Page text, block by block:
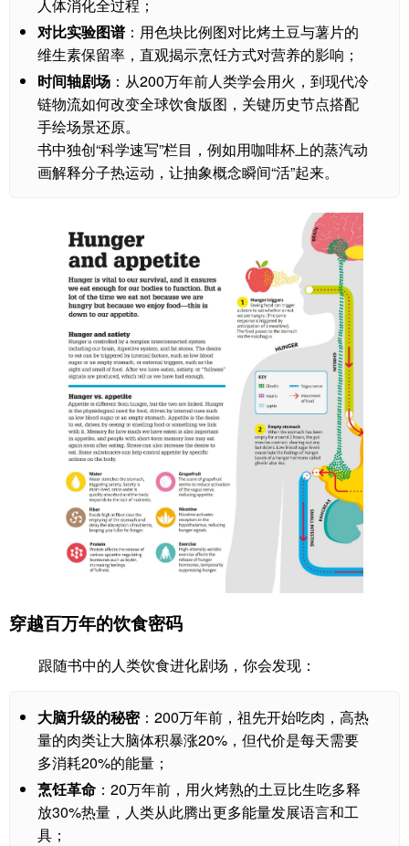
人体消化全过程；
对比实验图谱：用色块比例图对比烤土豆与薯片的
维生素保留率，直观揭示烹饪方式对营养的影响；
时间轴剧场 ：从200万年前人类学会用火，到现代冷
链物流如何改变全球饮食版图，关键历史节点搭配
手绘场景还原。
书中独创“科学速写”栏目，例如用咖啡杯上的蒸汽动
画解释分子热运动，让抽象概念瞬间“活”起来。
穿越百万年的饮食密码
跟随书中的人类饮食进化剧场，你会发现：
大脑升级的秘密：200万年前，祖先开始吃肉，高热
量的肉类让大脑体积暴涨20%，但代价是每天需要
多消耗20%的能量；
烹饪革命 ：20万年前，用火烤熟的土豆比生吃多释
放30%热量，人类从此腾出更多能量发展语言和工
具；